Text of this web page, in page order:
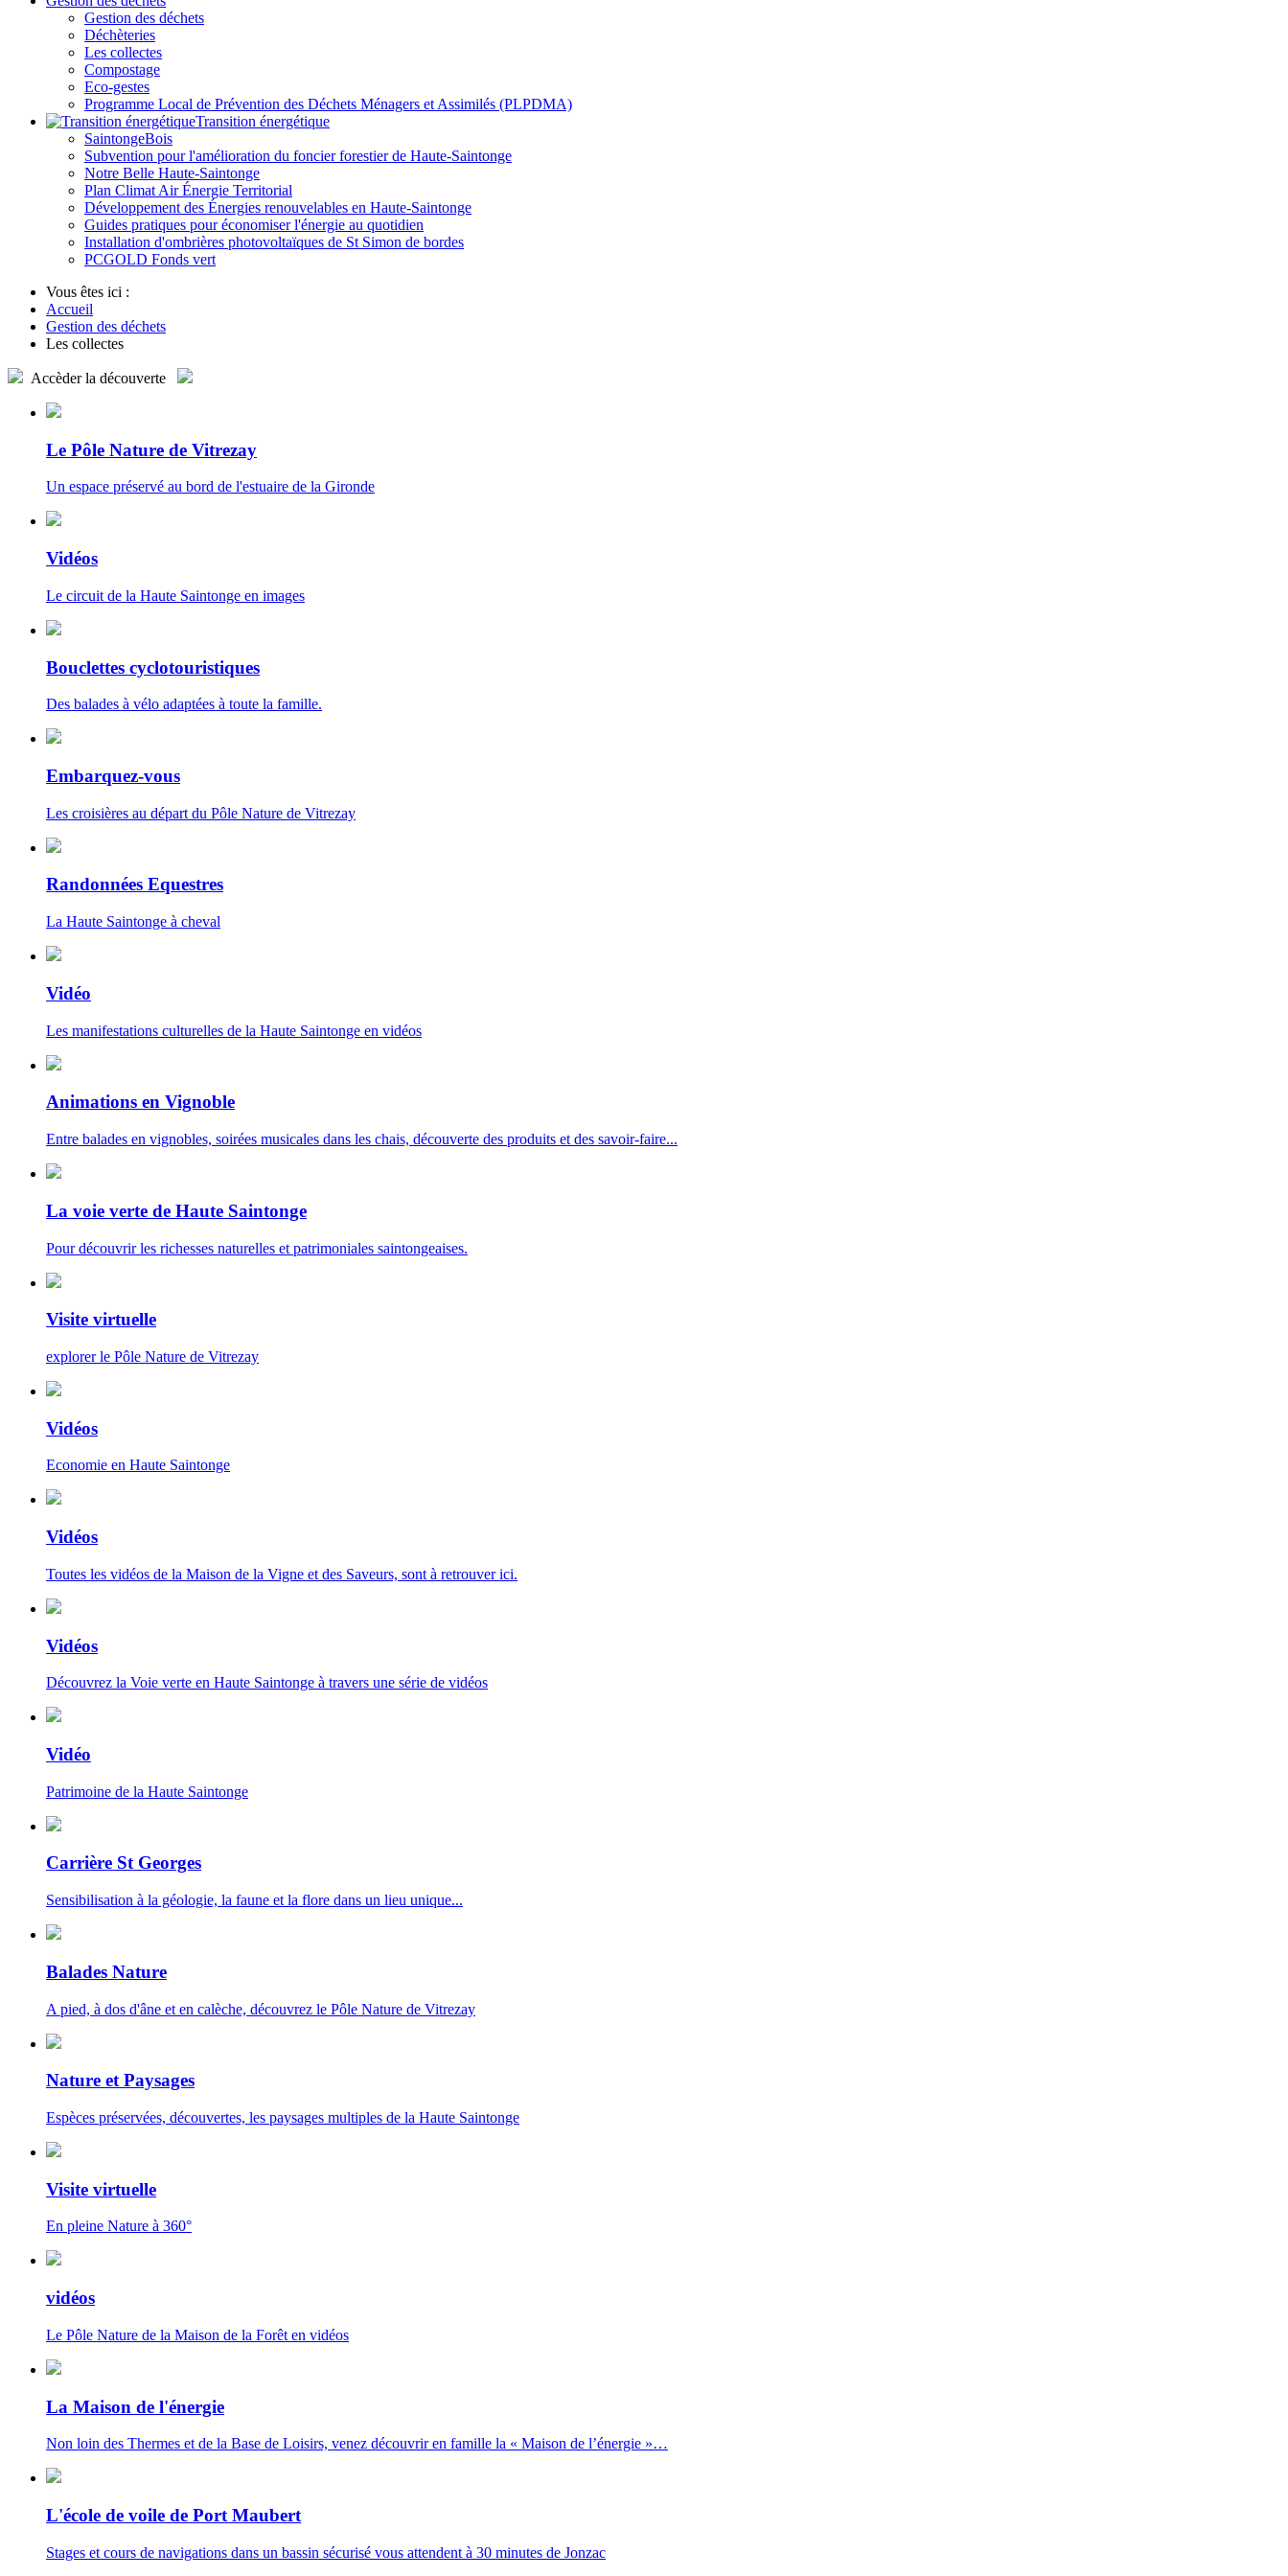
Gestion des déchets
Déchèteries
Les collectes
Compostage
Eco-gestes
Programme Local de Prévention des Déchets Ménagers et Assimilés (PLPDMA)
Transition énergétique
SaintongeBois
Subvention pour l'amélioration du foncier forestier de Haute-Saintonge
Notre Belle Haute-Saintonge
Plan Climat Air Énergie Territorial
Développement des Énergies renouvelables en Haute-Saintonge
Guides pratiques pour économiser l'énergie au quotidien
Installation d'ombrières photovoltaïques de St Simon de bordes
PCGOLD Fonds vert
Vous êtes ici :
Accueil
Gestion des déchets
Les collectes
Accèderla découverte
Le Pôle Nature de Vitrezay
Un espace préservé au bord de l'estuaire de la Gironde
Vidéos
Le circuit de la Haute Saintonge en images
Bouclettes cyclotouristiques
Des balades à vélo adaptées à toute la famille.
Embarquez-vous
Les croisières au départ du Pôle Nature de Vitrezay
Randonnées Equestres
La Haute Saintonge à cheval
Vidéo
Les manifestations culturelles de la Haute Saintonge en vidéos
Animations en Vignoble
Entre balades en vignobles, soirées musicales dans les chais, découverte des produits et des savoir-faire...
La voie verte de Haute Saintonge
Pour découvrir les richesses naturelles et patrimoniales saintongeaises.
Visite virtuelle
explorer le Pôle Nature de Vitrezay
Vidéos
Economie en Haute Saintonge
Vidéos
Toutes les vidéos de la Maison de la Vigne et des Saveurs, sont à retrouver ici.
Vidéos
Découvrez la Voie verte en Haute Saintonge à travers une série de vidéos
Vidéo
Patrimoine de la Haute Saintonge
Carrière St Georges
Sensibilisation à la géologie, la faune et la flore dans un lieu unique...
Balades Nature
A pied, à dos d'âne et en calèche, découvrez le Pôle Nature de Vitrezay
Nature et Paysages
Espèces préservées, découvertes, les paysages multiples de la Haute Saintonge
Visite virtuelle
En pleine Nature à 360°
vidéos
Le Pôle Nature de la Maison de la Forêt en vidéos
La Maison de l'énergie
Non loin des Thermes et de la Base de Loisirs, venez découvrir en famille la « Maison de l’énergie »…
L'école de voile de Port Maubert
Stages et cours de navigations dans un bassin sécurisé vous attendent à 30 minutes de Jonzac